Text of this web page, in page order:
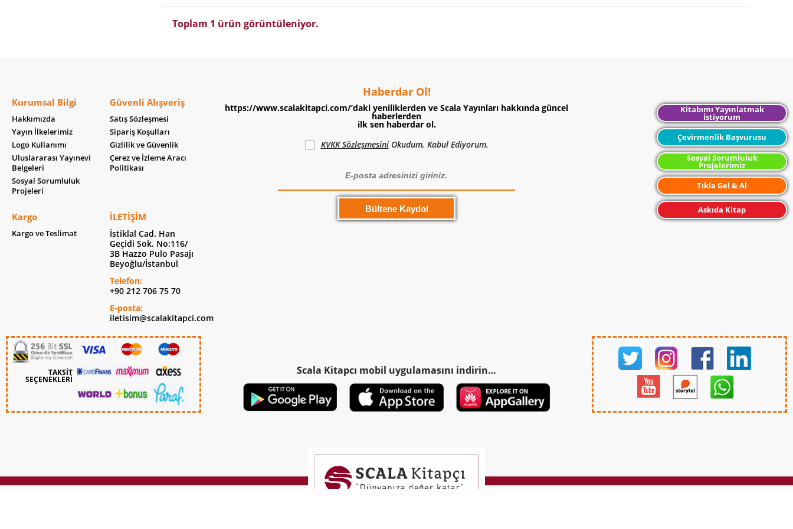
Toplam 1 ürün görüntüleniyor.
Kurumsal Bilgi
Hakkımızda
Yayın İlkelerimiz
Logo Kullanımı
Uluslararası Yayınevi
Belgeleri
Sosyal Sorumluluk
Projeleri
Güvenli Alışveriş
Satış Sözleşmesi
Sipariş Koşulları
Gizlilik ve Güvenlik
Çerez ve İzleme Aracı
Politikası
Kargo
Kargo ve Teslimat
İLETIŞIM
İstiklal Cad. Han
Geçidi Sok. No:116/
3B Hazzo Pulo Pasajı
Beyoğlu/İstanbul
Telefon:
+90 212 706 75 70
E-posta:
iletisim@scalakitapci.com
TAKSİT
SEÇENEKLERİ
Haberdar Ol!
https://www.scalakitapci.com/’daki yeniliklerden ve Scala Yayınları hakkında güncel
haberlerden
ilk sen haberdar ol.
KVKK SözleşmesiniOkudum, Kabul Ediyorum.
Scala Kitapcı mobil uygulamasını indirin…
Kitabımı Yayınlatmak
İstiyorum
Çevirmenlik Başvurusu
Sosyal Sorumluluk
Projelerimiz
Tıkla Gel & Al
Askıda Kitap